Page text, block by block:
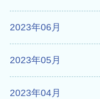
2023年06月
2023年05月
2023年04月